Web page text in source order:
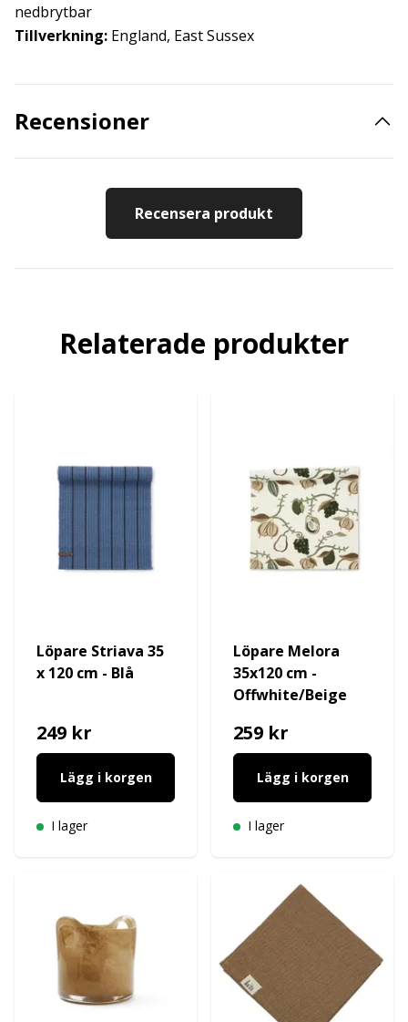
nedbrytbar
Tillverkning: England, East Sussex
Recensioner
Recensera produkt
Relaterade produkter
Löpare Striava 35
x 120 cm - Blå
249 kr
Lägg i korgen
I lager
Löpare Melora
35x120 cm -
Offwhite/Beige
259 kr
Lägg i korgen
I lager